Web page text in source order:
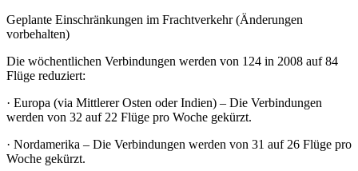
Geplante Einschränkungen im Frachtverkehr (Änderungen
vorbehalten)
Die wöchentlichen Verbindungen werden von 124 in 2008 auf 84
Flüge reduziert:
· Europa (via Mittlerer Osten oder Indien) – Die Verbindungen
werden von 32 auf 22 Flüge pro Woche gekürzt.
· Nordamerika – Die Verbindungen werden von 31 auf 26 Flüge pro
Woche gekürzt.